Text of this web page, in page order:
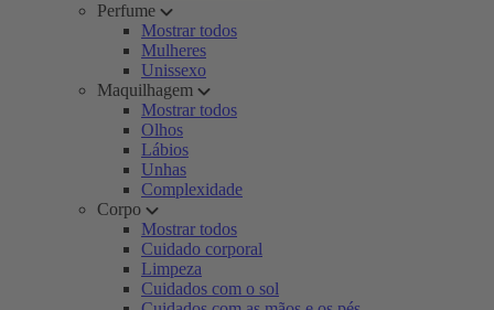
Perfume
Mostrar todos
Mulheres
Unissexo
Maquilhagem
Mostrar todos
Olhos
Lábios
Unhas
Complexidade
Corpo
Mostrar todos
Cuidado corporal
Limpeza
Cuidados com o sol